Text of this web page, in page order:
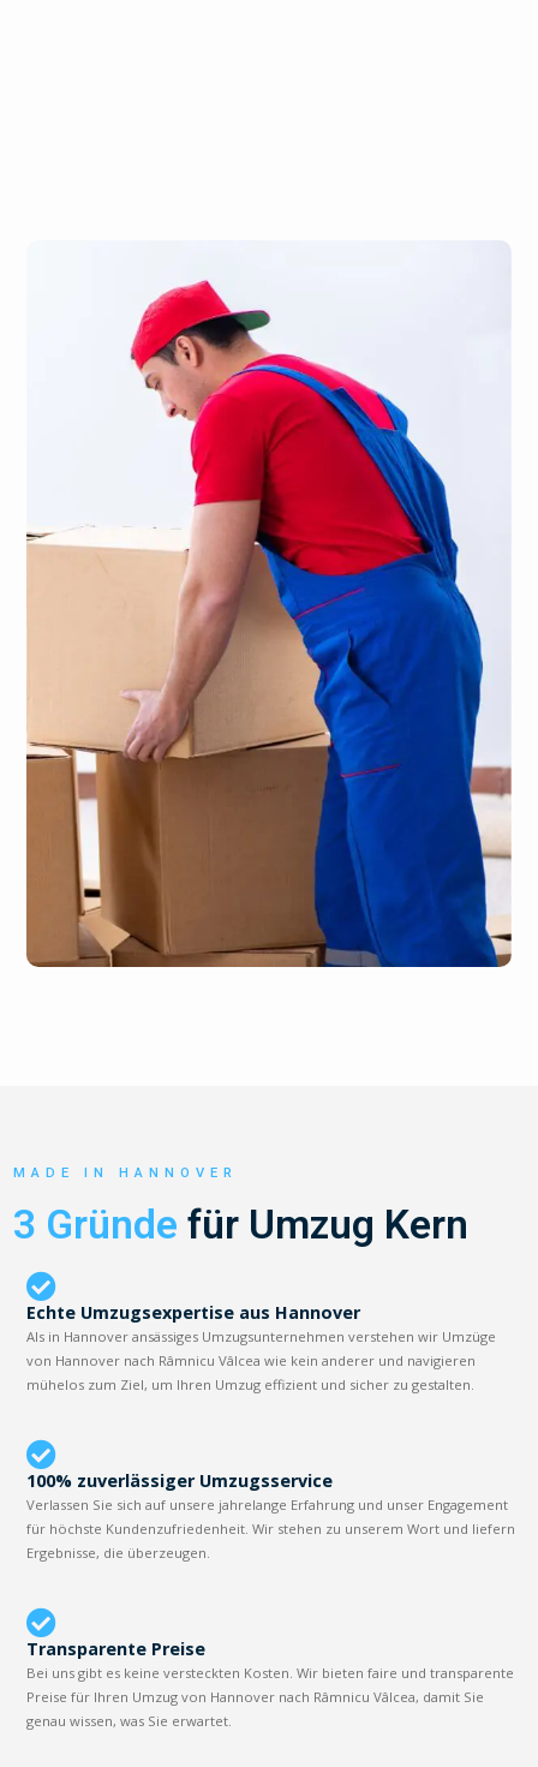
MADE IN HANNOVER
3 Gründe für Umzug Kern
Echte Umzugsexpertise aus Hannover
Als in Hannover ansässiges Umzugsunternehmen verstehen wir Umzüge
von Hannover nach Râmnicu Vâlcea wie kein anderer und navigieren
mühelos zum Ziel, um Ihren Umzug effizient und sicher zu gestalten.
100% zuverlässiger Umzugsservice
Verlassen Sie sich auf unsere jahrelange Erfahrung und unser Engagement
für höchste Kundenzufriedenheit. Wir stehen zu unserem Wort und liefern
Ergebnisse, die überzeugen.
Transparente Preise
Bei uns gibt es keine versteckten Kosten. Wir bieten faire und transparente
Preise für Ihren Umzug von Hannover nach Râmnicu Vâlcea, damit Sie
genau wissen, was Sie erwartet.